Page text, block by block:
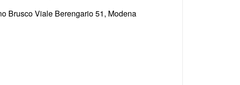
Brusco Viale Berengario 51, Modena